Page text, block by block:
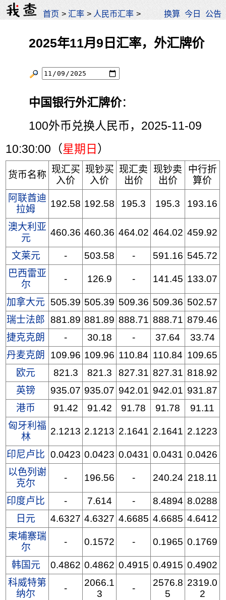
首页 >汇率 > 人民币汇率 > 换算 今日 公告
2025年11月9日汇率，外汇牌价
中国银行外汇牌价：
100外币兑换人民币，2025-11-09
10:30:00（星期日 ）
货币名称
现汇买
入价
现钞买
入价
现汇卖
出价
现钞卖
出价
中行折
算价
阿联酋迪
拉姆
192.58 192.58 195.3 195.3 193.16
澳大利亚
元
460.36 460.36 464.02 464.02 459.92
文莱元 - 503.58 - 591.16 545.72
巴西雷亚
尔
- 126.9 - 141.45 133.07
加拿大元 505.39 505.39 509.36 509.36 502.57
瑞士法郎 881.89 881.89 888.71 888.71 879.46
捷克克朗
- 30.18 - 37.64
33.74
丹麦克朗
109.96 109.96 110.84 110.84 109.65
欧元
821.3 821.3 827.31 827.31 818.92
英镑
935.07 935.07 942.01 942.01 931.87
港币
91.42 91.42 91.78 91.78
91.11
匈牙利福
林
2.1213 2.1213 2.1641 2.1641 2.1223
印尼卢比 0.0423 0.0423 0.0431 0.0431 0.0426
以色列谢
克尔
- 196.56 - 240.24 218.11
印度卢比 - 7.614 - 8.4894 8.0288
日元
4.6327 4.6327 4.6685 4.6685 4.6412
柬埔寨瑞
尔
- 0.1572 - 0.1965 0.1769
韩国元 0.4862 0.4862 0.4915 0.4915 0.4902
科威特第
纳尔
-
2066.1
3
-
2576.8
5
2319.0
2